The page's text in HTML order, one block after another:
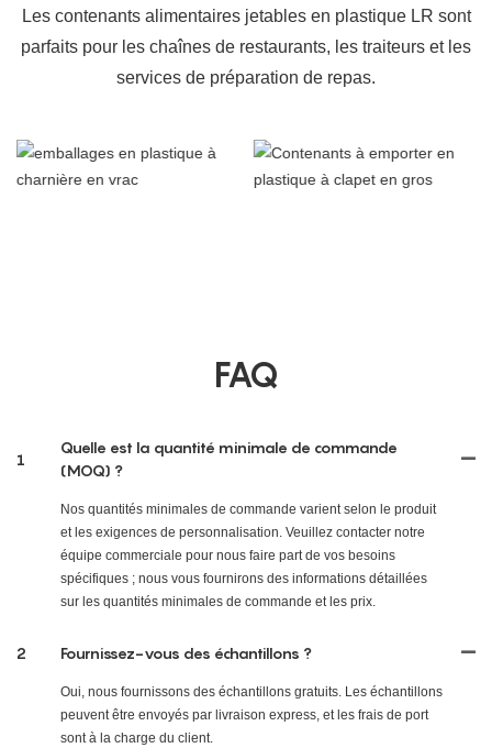
Les contenants alimentaires jetables en plastique LR sont
parfaits pour les chaînes de restaurants, les traiteurs et les
services de préparation de repas.
FAQ
1
Quelle est la quantité minimale de commande
(MOQ) ?
Nos quantités minimales de commande varient selon le produit
et les exigences de personnalisation. Veuillez contacter notre
équipe commerciale pour nous faire part de vos besoins
spécifiques ; nous vous fournirons des informations détaillées
sur les quantités minimales de commande et les prix.
2 Fournissez-vous des échantillons ?
Oui, nous fournissons des échantillons gratuits. Les échantillons
peuvent être envoyés par livraison express, et les frais de port
sont à la charge du client.